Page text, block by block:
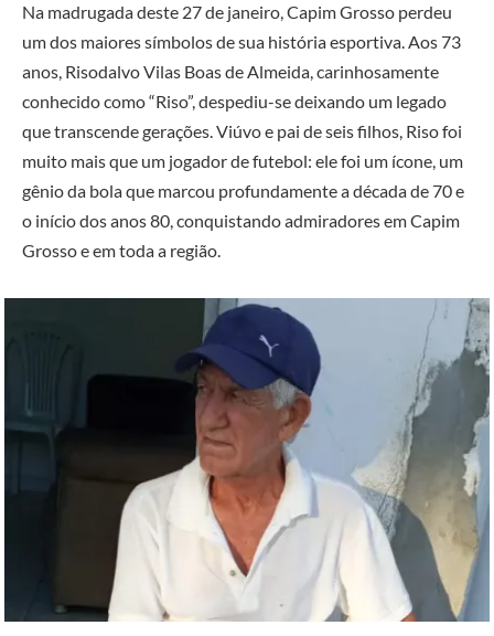
Na madrugada deste 27 de janeiro, Capim Grosso perdeu
um dos maiores símbolos de sua história esportiva. Aos 73
anos, Risodalvo Vilas Boas de Almeida, carinhosamente
conhecido como “Riso”, despediu-se deixando um legado
que transcende gerações. Viúvo e pai de seis filhos, Riso foi
muito mais que um jogador de futebol: ele foi um ícone, um
gênio da bola que marcou profundamente a década de 70 e
o início dos anos 80, conquistando admiradores em Capim
Grosso e em toda a região.